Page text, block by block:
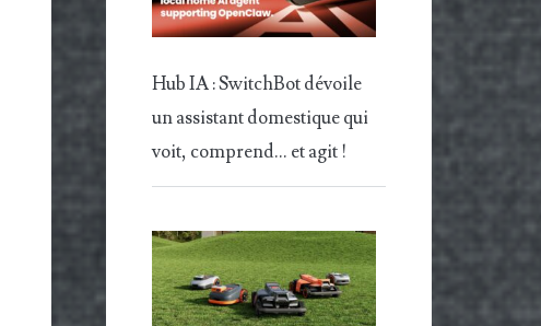
Hub IA : SwitchBot dévoile
un assistant domestique qui
voit, comprend… et agit !